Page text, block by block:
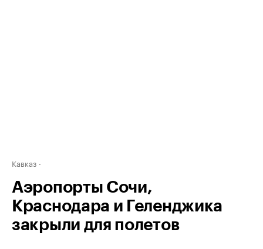
Кавказ
Аэропорты Сочи,
Краснодара и Геленджика
закрыли для полетов